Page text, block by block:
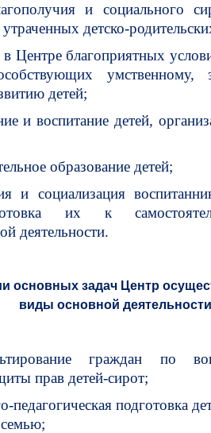
и социального
детско-
в Центре благоприятных
умственному,
детей;
и воспитание детей,
образование детей;
и социализация
их к
деятельности.
основных задач Центр
виды основной
граждан по
прав детей-сирот;
педагогическая подготовка